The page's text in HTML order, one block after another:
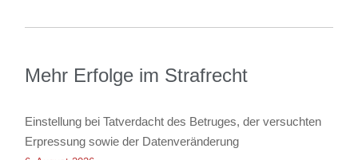
Mehr Erfolge im Strafrecht
Einstellung bei Tatverdacht des Betruges, der versuchten
Erpressung sowie der Datenveränderung